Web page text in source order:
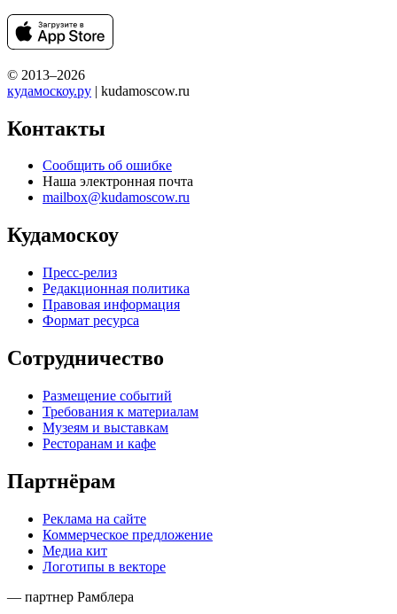
© 2013–2026
кудамоскоу.ру | kudamoscow.ru
Контакты
Сообщить об ошибке
Наша электронная почта
mailbox@kudamoscow.ru
Кудамоскоу
Пресс-релиз
Редакционная политика
Правовая информация
Формат ресурса
Сотрудничество
Размещение событий
Требования к материалам
Музеям и выставкам
Ресторанам и кафе
Партнёрам
Реклама на сайте
Коммерческое предложение
Медиа кит
Логотипы в векторе
— партнер Рамблера